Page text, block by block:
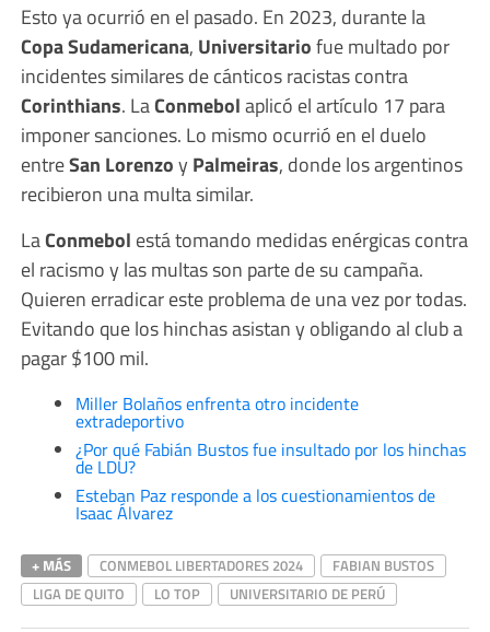
Esto ya ocurrió en el pasado. En 2023, durante la
Copa Sudamericana, Universitariofue multado por
incidentes similares de cánticos racistas contra
Corinthians. LaConmebolaplicó el artículo 17 para
imponer sanciones. Lo mismo ocurrió en el duelo
entreSan Lorenzoy Palmeiras, donde los argentinos
recibieron una multa similar.
LaConmebol está tomando medidas enérgicas contra
el racismo y las multas son parte de su campaña.
Quieren erradicar este problema de una vez por todas.
Evitando que los hinchas asistan y obligando al club a
pagar $100 mil.
Miller Bolaños enfrenta otro incidente
extradeportivo
¿Por qué Fabián Bustos fue insultado por los hinchas
de LDU?
Esteban Paz responde a los cuestionamientos de
Isaac Álvarez
+ MÁS CONMEBOL LIBERTADORES 2024
FABIAN BUSTOS
LIGA DE QUITO
LO TOP UNIVERSITARIO DE PERÚ